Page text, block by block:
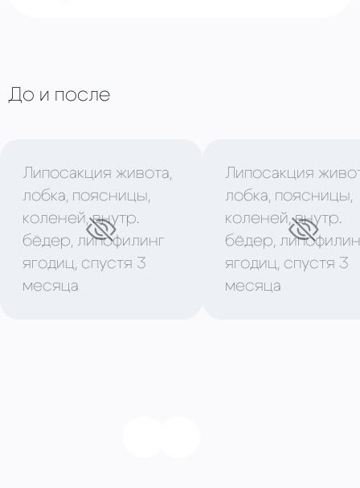
До и после
Липосакция живота,
лобка, поясницы,
коленей, внутр.
бёдер, липофилинг
ягодиц, спустя 3
месяца
Липосакция
лобка, поясницы,
коленей, внутр.
бёдер,
ягодиц, спустя 3
месяца